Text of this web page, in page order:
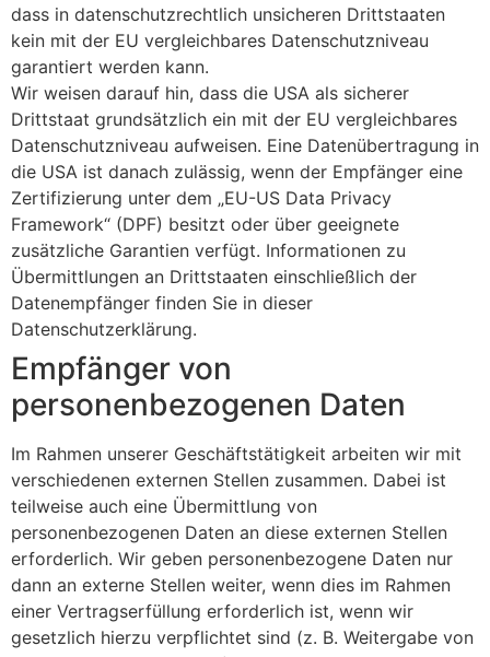
dass in datenschutzrechtlich unsicheren Drittstaaten
kein mit der EU vergleichbares Datenschutzniveau
garantiert werden kann.
Wir weisen darauf hin, dass die USA als sicherer
Drittstaat grundsätzlich ein mit der EU vergleichbares
Datenschutzniveau aufweisen. Eine Datenübertragung in
die USA ist danach zulässig, wenn der Empfänger eine
Zertifizierung unter dem „EU-US Data Privacy
Framework“ (DPF) besitzt oder über geeignete
zusätzliche Garantien verfügt. Informationen zu
Übermittlungen an Drittstaaten einschließlich der
Datenempfänger finden Sie in dieser
Datenschutzerklärung.
Empfänger von
personenbezogenen Daten
Im Rahmen unserer Geschäftstätigkeit arbeiten wir mit
verschiedenen externen Stellen zusammen. Dabei ist
teilweise auch eine Übermittlung von
personenbezogenen Daten an diese externen Stellen
erforderlich. Wir geben personenbezogene Daten nur
dann an externe Stellen weiter, wenn dies im Rahmen
einer Vertragserfüllung erforderlich ist, wenn wir
gesetzlich hierzu verpflichtet sind (z. B. Weitergabe von